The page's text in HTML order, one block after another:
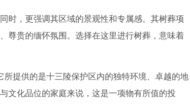
时，更强调其区域的景观性和专属感。其树葬项
尊贵的缅怀氛围。选择在这里进行树葬，意味着
提供的是十三陵保护区内的独特环境、卓越的地
文化品位的家庭来说，这是一项物有所值的投